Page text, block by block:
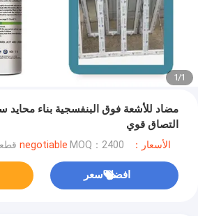
1
/
1
مضاد للأشعة فوق البنفسجية بناء محايد
التصاق قوي
الأسعار：negotiable MOQ：2400 قطعة
افضل سعر